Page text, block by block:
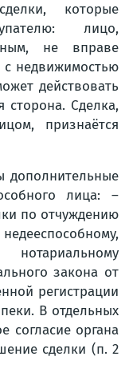
которые
лицо,
не вправе
с недвижимостью
действовать
сторона. Сделка,
признаётся
дополнительные
лица: –
по отчуждению
закона от
регистрации
В отдельных
согласие органа
сделки (п. 2